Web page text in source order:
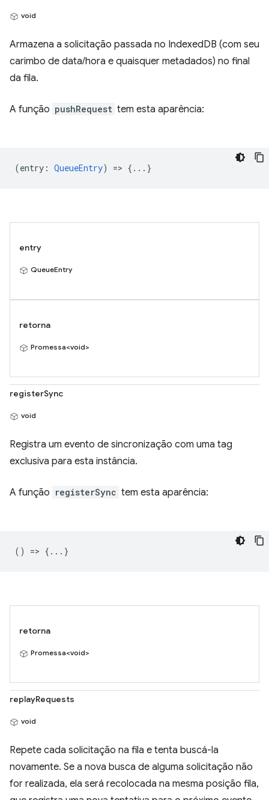
void
Armazena a solicitação passada no IndexedDB (com seu
carimbo de data/hora e quaisquer metadados) no final
da fila.
A função pushRequest tem esta aparência:
(entry : QueueEntry) => {...}
entry
QueueEntry
retorna
Promessa<void>
registerSync
void
Registra um evento de sincronização com uma tag
exclusiva para esta instância.
A função registerSync tem esta aparência:
() => {...}
retorna
Promessa<void>
replayRequests
void
Repete cada solicitação na fila e tenta buscá-la
novamente. Se a nova busca de alguma solicitação não
for realizada, ela será recolocada na mesma posição fila,